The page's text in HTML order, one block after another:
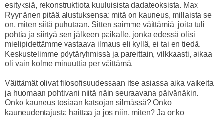
esityksiä, rekonstruktiota kuuluisista dadateoksista. Max
Ryynänen pitää alustuksensa: mitä on kauneus, millaista se
on, miten siitä puhutaan. Sitten saimme väittämiä, joita tuli
pohtia ja siirtyä sen jälkeen paikalle, jonka edessä olisi
mielipidettämme vastaava ilmaus eli kyllä, ei tai en tiedä.
Keskustelimme pöytäryhmissä ja pareittain, vilkkaasti, aikaa
oli vain kolme minuuttia per väittämä.
Väittämät olivat filosofisuudessaan itse asiassa aika vaikeita
ja huomaan pohtivani niitä näin seuraavana päivänäkin.
Onko kauneus tosiaan katsojan silmässä? Onko
kauneudentajusta haittaa ja jos niin, miten? Ja onko